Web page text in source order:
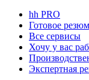
hh PRO
Готовое
Все сервисы
Хочу у вас
Экспертная